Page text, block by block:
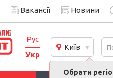
Вакансії Новини
Рус
Укр
Київ
Обрати